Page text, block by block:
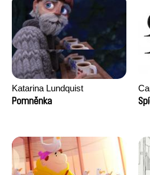
Katarina Lundquist
Pomněnka